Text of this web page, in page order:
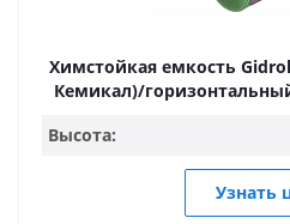
Химстойкая емкость
Кемикал)/
Высота:
Узнать